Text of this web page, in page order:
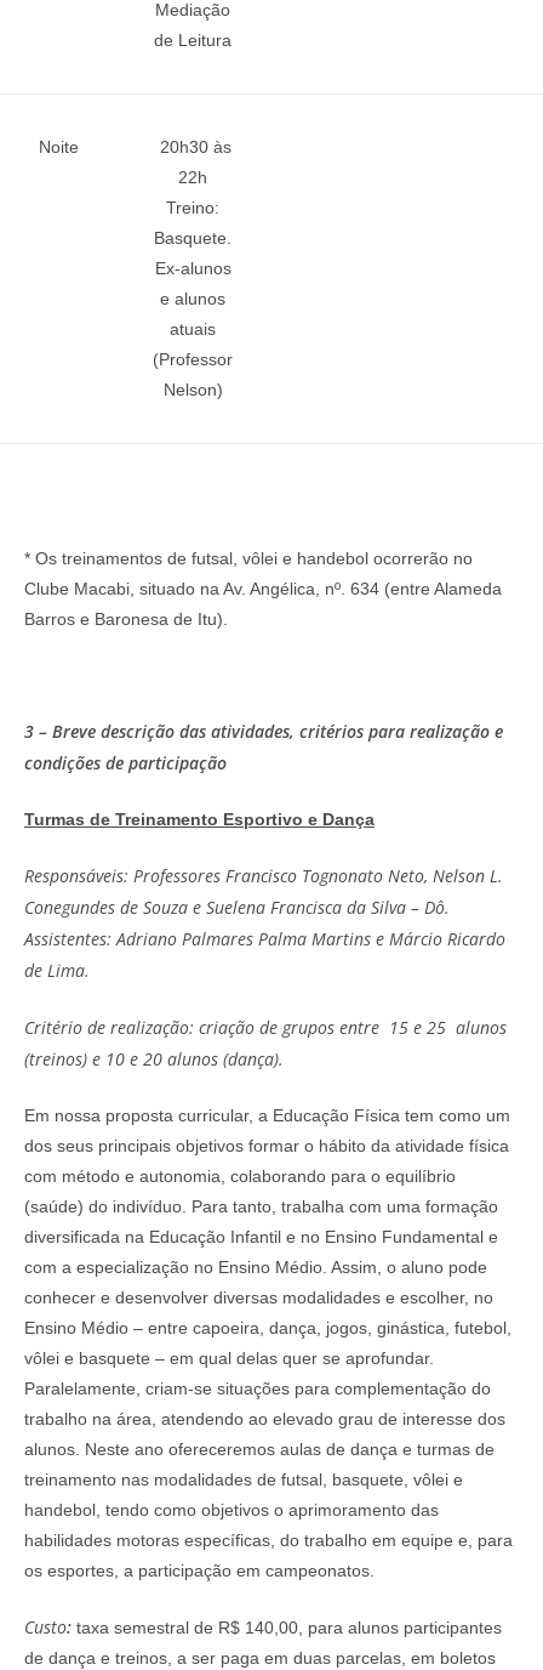
Mediação
de Leitura
Noite
20h30 às
22h
Treino:
Basquete.
Ex-alunos
e alunos
atuais
(Professor
Nelson)
* Os treinamentos de futsal, vôlei e handebol ocorrerão no
Clube Macabi, situado na Av. Angélica, nº. 634 (entre Alameda
Barros e Baronesa de Itu).
3 – Breve descrição das atividades, critérios para realização e
condições de participação
Turmas de Treinamento Esportivo e Dança
Responsáveis: Professores Francisco Tognonato Neto, Nelson L.
Conegundes de Souza e Suelena Francisca da Silva – Dô.
Assistentes: Adriano Palmares Palma Martins e Márcio Ricardo
de Lima.
Critério de realização: criação de grupos entre 15 e 25 alunos
(treinos) e 10 e 20 alunos (dança).
Em nossa proposta curricular, a Educação Física tem como um
dos seus principais objetivos formar o hábito da atividade física
com método e autonomia, colaborando para o equilíbrio
(saúde) do indivíduo. Para tanto, trabalha com uma formação
diversificada na Educação Infantil e no Ensino Fundamental e
com a especialização no Ensino Médio. Assim, o aluno pode
conhecer e desenvolver diversas modalidades e escolher, no
Ensino Médio – entre capoeira, dança, jogos, ginástica, futebol,
vôlei e basquete – em qual delas quer se aprofundar.
Paralelamente, criam-se situações para complementação do
trabalho na área, atendendo ao elevado grau de interesse dos
alunos. Neste ano ofereceremos aulas de dança e turmas de
treinamento nas modalidades de futsal, basquete, vôlei e
handebol, tendo como objetivos o aprimoramento das
habilidades motoras específicas, do trabalho em equipe e, para
os esportes, a participação em campeonatos.
Custo: taxa semestral de R$ 140,00, para alunos participantes
de dança e treinos, a ser paga em duas parcelas, em boletos